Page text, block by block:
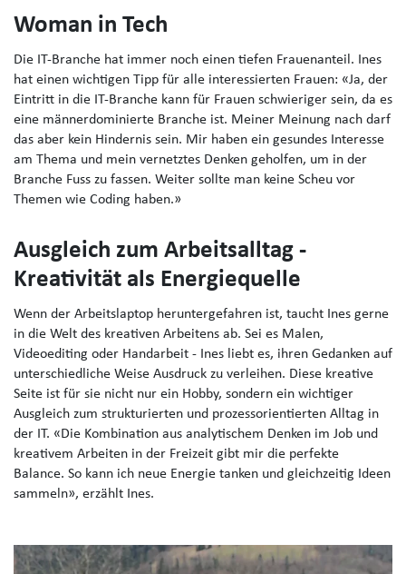
Woman in Tech
Die IT-Branche hat immer noch einen tiefen Frauenanteil. Ines
hat einen wichtigen Tipp für alle interessierten Frauen: «Ja, der
Eintritt in die IT-Branche kann für Frauen schwieriger sein, da es
eine männerdominierte Branche ist. Meiner Meinung nach darf
das aber kein Hindernis sein. Mir haben ein gesundes Interesse
am Thema und mein vernetztes Denken geholfen, um in der
Branche Fuss zu fassen. Weiter sollte man keine Scheu vor
Themen wie Coding haben.»
Ausgleich zum Arbeitsalltag -
Kreativität als Energiequelle
Wenn der Arbeitslaptop heruntergefahren ist, taucht Ines gerne
in die Welt des kreativen Arbeitens ab. Sei es Malen,
Videoediting oder Handarbeit - Ines liebt es, ihren Gedanken auf
unterschiedliche Weise Ausdruck zu verleihen. Diese kreative
Seite ist für sie nicht nur ein Hobby, sondern ein wichtiger
Ausgleich zum strukturierten und prozessorientierten Alltag in
der IT. «Die Kombination aus analytischem Denken im Job und
kreativem Arbeiten in der Freizeit gibt mir die perfekte
Balance. So kann ich neue Energie tanken und gleichzeitig Ideen
sammeln», erzählt Ines.